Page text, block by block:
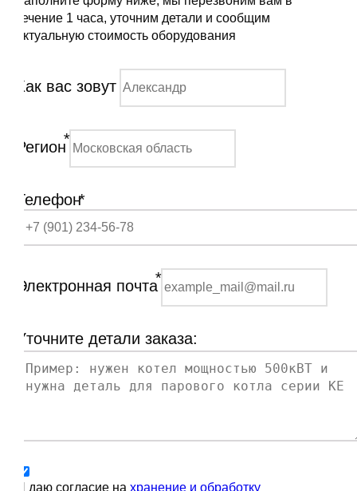
течение 1 часа, уточним детали и сообщим
актуальную стоимость оборудования
Как вас зовут
Регион*
Телефон*
Электронная почта*
Уточните детали заказа:
Я даю согласие на хранение и обработку